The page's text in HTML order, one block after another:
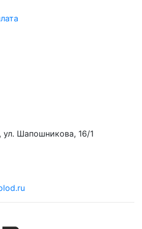
Шапошникова, 16/1